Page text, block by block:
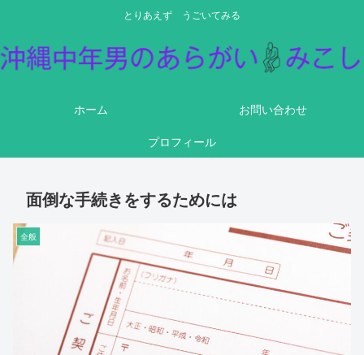
とりあえず うごいてみる
ホーム
お問い合わせ
プロフィール
面倒な手続きをするためには
全般